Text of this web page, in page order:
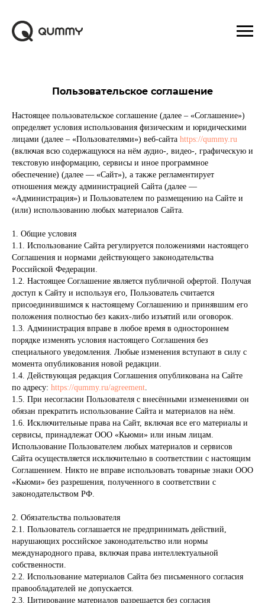
Пользовательское соглашение
Настоящее пользовательское соглашение (далее – «Соглашение»)
определяет условия использования физическим и юридическими
лицами (далее – «Пользователями») веб-сайта https://qummy.ru
(включая всю содержащуюся на нём аудио-, видео-, графическую и
текстовую информацию, сервисы и иное программное
обеспечение) (далее — «Сайт»), а также регламентирует
отношения между администрацией Сайта (далее —
«Администрация») и Пользователем по размещению на Сайте и
(или) использованию любых материалов Сайта.
1. Общие условия
1.1. Использование Сайта регулируется положениями настоящего
Соглашения и нормами действующего законодательства
Российской Федерации.
1.2. Настоящее Соглашение является публичной офертой. Получая
доступ к Сайту и используя его, Пользователь считается
присоединившимся к настоящему Соглашению и принявшим его
положения полностью без каких-либо изъятий или оговорок.
1.3. Администрация вправе в любое время в одностороннем
порядке изменять условия настоящего Соглашения без
специального уведомления. Любые изменения вступают в силу с
момента опубликования новой редакции.
1.4. Действующая редакция Соглашения опубликована на Сайте
по адресу: https://qummy.ru/agreement.
1.5. При несогласии Пользователя с внесёнными изменениями он
обязан прекратить использование Сайта и материалов на нём.
1.6. Исключительные права на Сайт, включая все его материалы и
сервисы, принадлежат ООО «Кьюми» или иным лицам.
Использование Пользователем любых материалов и сервисов
Сайта осуществляется исключительно в соответствии с настоящим
Соглашением. Никто не вправе использовать товарные знаки ООО
«Кьюми» без разрешения, полученного в соответствии с
законодательством РФ.
2. Обязательства пользователя
2.1. Пользователь соглашается не предпринимать действий,
нарушающих российское законодательство или нормы
международного права, включая права интеллектуальной
собственности.
2.2. Использование материалов Сайта без письменного согласия
правообладателей не допускается.
2.3. Цитирование материалов разрешается без согласия